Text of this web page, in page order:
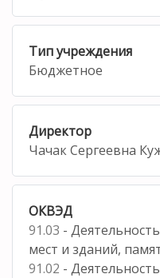
Тип учреждения
Бюджетное
Директор
Чачак Сергеевна
ОКВЭД
91.03 -
мест и зданий,
91.02 -